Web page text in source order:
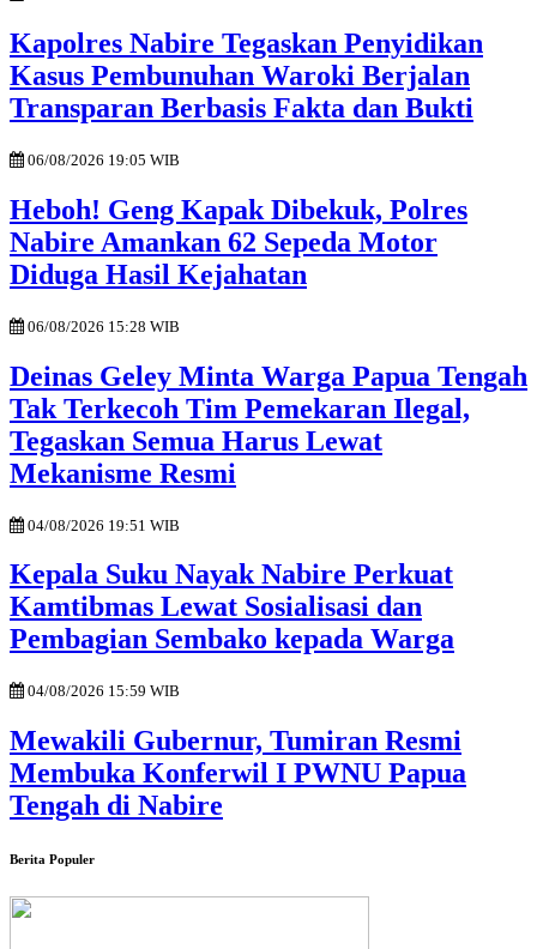
Kapolres Nabire Tegaskan Penyidikan
Kasus Pembunuhan Waroki Berjalan
Transparan Berbasis Fakta dan Bukti
06/08/2026 19:05 WIB
Heboh! Geng Kapak Dibekuk, Polres
Nabire Amankan 62 Sepeda Motor
Diduga Hasil Kejahatan
06/08/2026 15:28 WIB
Deinas Geley Minta Warga Papua Tengah
Tak Terkecoh Tim Pemekaran Ilegal,
Tegaskan Semua Harus Lewat
Mekanisme Resmi
04/08/2026 19:51 WIB
Kepala Suku Nayak Nabire Perkuat
Kamtibmas Lewat Sosialisasi dan
Pembagian Sembako kepada Warga
04/08/2026 15:59 WIB
Mewakili Gubernur, Tumiran Resmi
Membuka Konferwil I PWNU Papua
Tengah di Nabire
Berita Populer